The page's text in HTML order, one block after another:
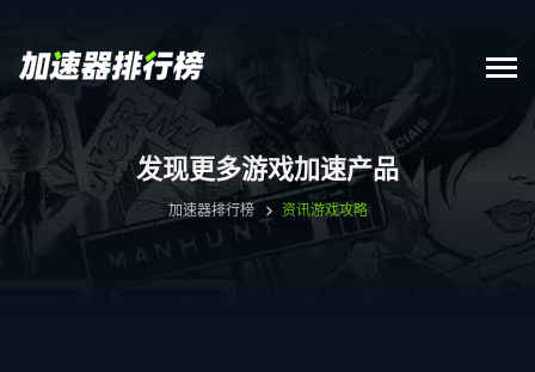
发现更多游戏加速产品
加速器排行榜 资讯游戏攻略